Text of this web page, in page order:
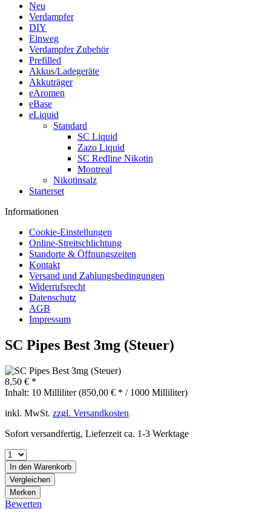
Neu
Verdampfer
DIY
Einweg
Verdampfer Zubehör
Prefilled
Akkus/Ladegeräte
Akkuträger
eAromen
eBase
eLiquid
Standard
SC Liquid
Zazo Liquid
SC Redline Nikotin
Montreal
Nikotinsalz
Starterset
Informationen
Cookie-Einstellungen
Online-Streitschlichtung
Standorte & Öffnungszeiten
Kontakt
Versand und Zahlungsbedingungen
Widerrufsrecht
Datenschutz
AGB
Impressum
SC Pipes Best 3mg (Steuer)
8,50 € *
Inhalt: 10 Milliliter (850,00 € * / 1000 Milliliter)
inkl. MwSt. zzgl. Versandkosten
Sofort versandfertig, Lieferzeit ca. 1-3 Werktage
In den Warenkorb
Vergleichen
Merken
Bewerten